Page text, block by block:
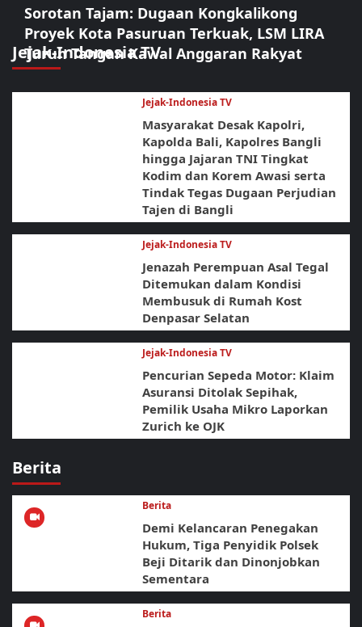
Jejak-Indonesia TV
Sorotan Tajam: Dugaan Kongkalikong
Proyek Kota Pasuruan Terkuak, LSM LIRA
Turun Tangan Kawal Anggaran Rakyat
Jejak-Indonesia TV
Masyarakat Desak Kapolri,
Kapolda Bali, Kapolres Bangli
hingga Jajaran TNI Tingkat
Kodim dan Korem Awasi serta
Tindak Tegas Dugaan Perjudian
Tajen di Bangli
Jejak-Indonesia TV
Jenazah Perempuan Asal Tegal
Ditemukan dalam Kondisi
Membusuk di Rumah Kost
Denpasar Selatan
Jejak-Indonesia TV
Pencurian Sepeda Motor: Klaim
Asuransi Ditolak Sepihak,
Pemilik Usaha Mikro Laporkan
Zurich ke OJK
Berita
Berita
Demi Kelancaran Penegakan
Hukum, Tiga Penyidik Polsek
Beji Ditarik dan Dinonjobkan
Sementara
Berita